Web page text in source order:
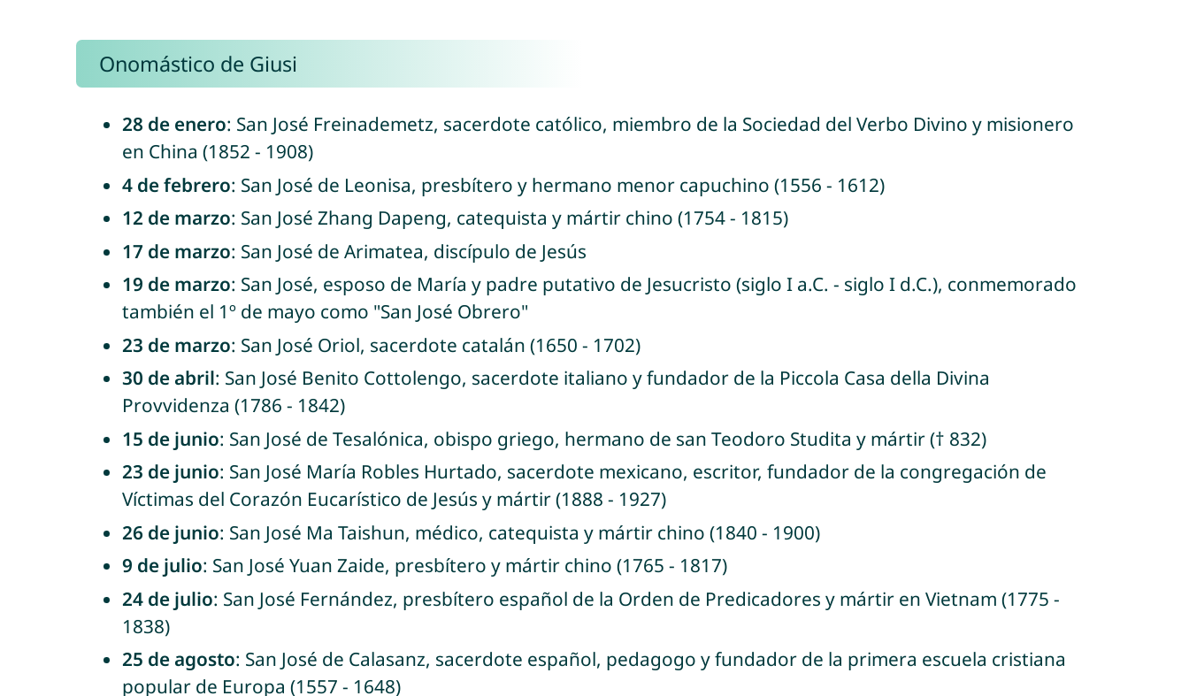
Onomástico de Giusi
28 de enero: San José Freinademetz, sacerdote católico, miembro de la Sociedad del Verbo Divino y misionero
en China (1852 - 1908)
4 de febrero: San José de Leonisa, presbítero y hermano menor capuchino (1556 - 1612)
12 de marzo: San José Zhang Dapeng, catequista y mártir chino (1754 - 1815)
17 de marzo: San José de Arimatea, discípulo de Jesús
19 de marzo: San José, esposo de María y padre putativo de Jesucristo (siglo I a.C. - siglo I d.C.), conmemorado
también el 1º de mayo como "San José Obrero"
23 de marzo: San José Oriol, sacerdote catalán (1650 - 1702)
30 de abril: San José Benito Cottolengo, sacerdote italiano y fundador de la Piccola Casa della Divina
Provvidenza (1786 - 1842)
15 de junio: San José de Tesalónica, obispo griego, hermano de san Teodoro Studita y mártir († 832)
23 de junio: San José María Robles Hurtado, sacerdote mexicano, escritor, fundador de la congregación de
Víctimas del Corazón Eucarístico de Jesús y mártir (1888 - 1927)
26 de junio: San José Ma Taishun, médico, catequista y mártir chino (1840 - 1900)
9 de julio: San José Yuan Zaide, presbítero y mártir chino (1765 - 1817)
24 de julio: San José Fernández, presbítero español de la Orden de Predicadores y mártir en Vietnam (1775 -
1838)
25 de agosto: San José de Calasanz, sacerdote español, pedagogo y fundador de la primera escuela cristiana
popular de Europa (1557 - 1648)